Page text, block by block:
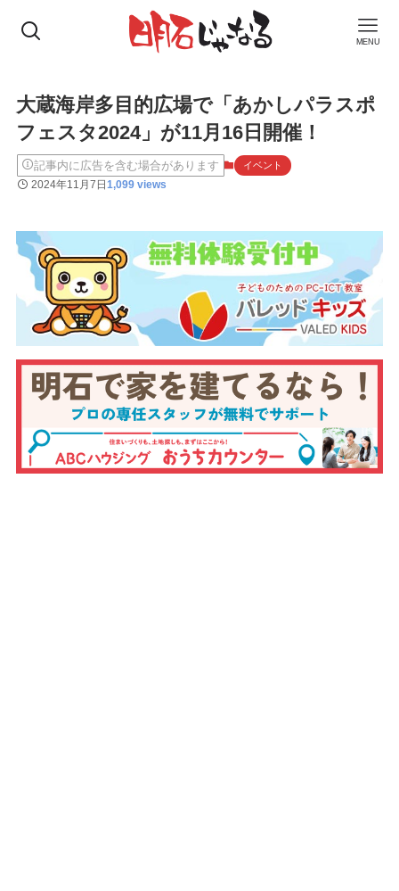
MENU
大蔵海岸多目的広場で「あかしパラスポ
フェスタ2024」が11月16日開催！
記事内に広告を含む場合があります イベント
2024年11月7日1,099 views